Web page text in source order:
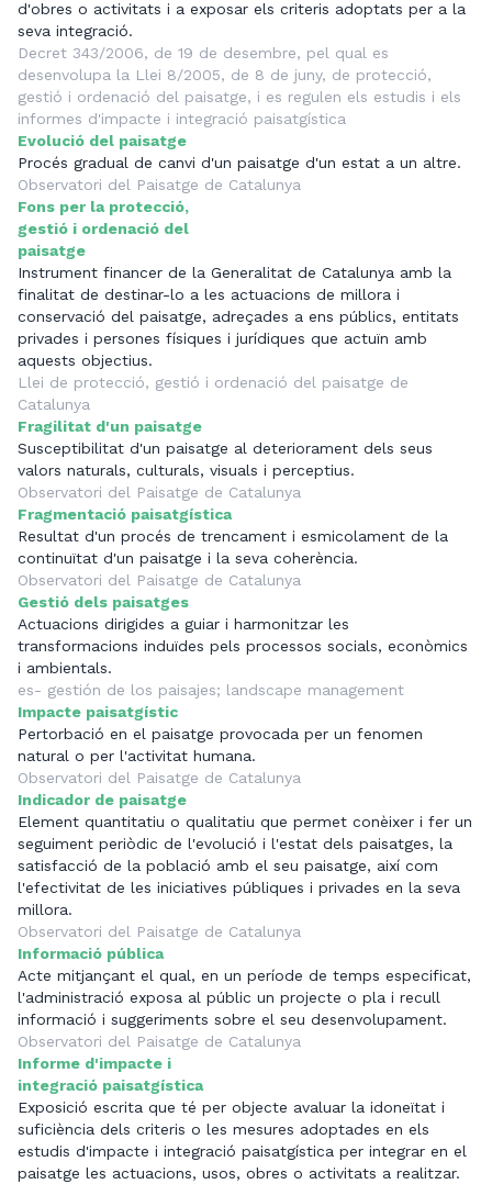
d'obres o activitats i a exposar els criteris adoptats per a la
seva integració.
Decret 343/2006, de 19 de desembre, pel qual es
desenvolupa la Llei 8/2005, de 8 de juny, de protecció,
gestió i ordenació del paisatge, i es regulen els estudis i els
informes d'impacte i integració paisatgística
Evolució del paisatge
Procés gradual de canvi d'un paisatge d'un estat a un altre.
Observatori del Paisatge de Catalunya
Fons per la protecció,
gestió i ordenació del
paisatge
Instrument financer de la Generalitat de Catalunya amb la
finalitat de destinar-lo a les actuacions de millora i
conservació del paisatge, adreçades a ens públics, entitats
privades i persones físiques i jurídiques que actuïn amb
aquests objectius.
Llei de protecció, gestió i ordenació del paisatge de
Catalunya
Fragilitat d'un paisatge
Susceptibilitat d'un paisatge al deteriorament dels seus
valors naturals, culturals, visuals i perceptius.
Observatori del Paisatge de Catalunya
Fragmentació paisatgística
Resultat d'un procés de trencament i esmicolament de la
continuïtat d'un paisatge i la seva coherència.
Observatori del Paisatge de Catalunya
Gestió dels paisatges
Actuacions dirigides a guiar i harmonitzar les
transformacions induïdes pels processos socials, econòmics
i ambientals.
es- gestión de los paisajes; landscape management
Impacte paisatgístic
Pertorbació en el paisatge provocada per un fenomen
natural o per l'activitat humana.
Observatori del Paisatge de Catalunya
Indicador de paisatge
Element quantitatiu o qualitatiu que permet conèixer i fer un
seguiment periòdic de l'evolució i l'estat dels paisatges, la
satisfacció de la població amb el seu paisatge, així com
l'efectivitat de les iniciatives públiques i privades en la seva
millora.
Observatori del Paisatge de Catalunya
Informació pública
Acte mitjançant el qual, en un període de temps especificat,
l'administració exposa al públic un projecte o pla i recull
informació i suggeriments sobre el seu desenvolupament.
Observatori del Paisatge de Catalunya
Informe d'impacte i
integració paisatgística
Exposició escrita que té per objecte avaluar la idoneïtat i
suficiència dels criteris o les mesures adoptades en els
estudis d'impacte i integració paisatgística per integrar en el
paisatge les actuacions, usos, obres o activitats a realitzar.